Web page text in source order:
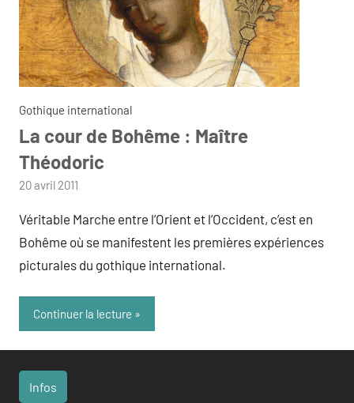
Gothique international
La cour de Bohême : Maître
Théodoric
par
20 avril 2011
Véritable Marche entre l’Orient et l’Occident, c’est en
Bohême où se manifestent les premières expériences
picturales du gothique international.
Continuer la lecture
Infos